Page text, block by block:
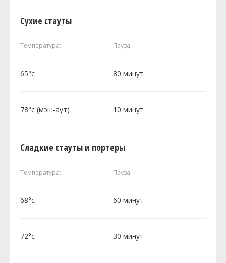
Сухие стауты
Температура: Пауза:
65°c 80 минут
78°c (мэш-аут) 10 минут
Сладкие стауты и портеры
Температура: Пауза:
68°c 60 минут
72°c 30 минут